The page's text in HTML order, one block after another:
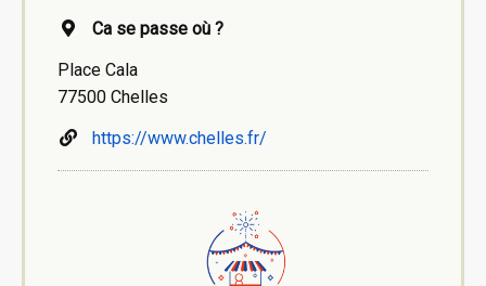
Ca se passe où ?
Place Cala
77500 Chelles
https://www.chelles.fr/